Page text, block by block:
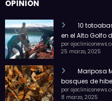
OPINIÓN
10
en el Alto Golfo
por
25 marzo, 2025
Mariposa
bosques de
por
8 marzo, 2025